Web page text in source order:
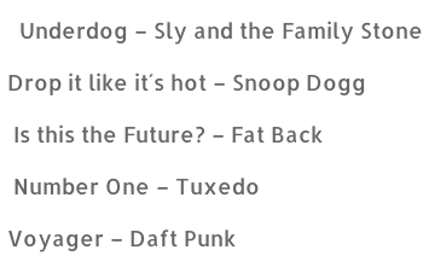
Underdog – Sly and the Family Stone
Drop it like it´s hot – Snoop Dogg
Is this the Future? – Fat Back
Number One – Tuxedo
Voyager – Daft Punk